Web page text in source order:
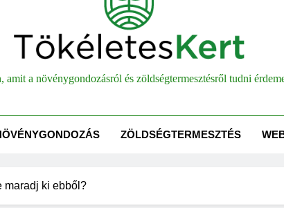
amit a növénygondozásról és zöldségtermesztésről tudni
ZÖLDSÉGTERMESZTÉS
maradj ki ebből?